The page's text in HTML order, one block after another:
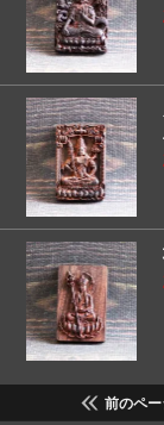
前のペ